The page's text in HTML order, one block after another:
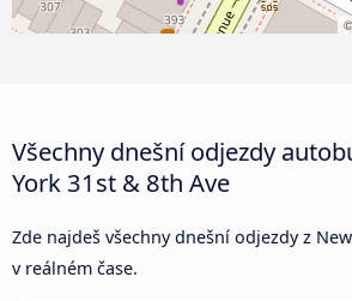
©
Všechny dnešní odjezdy
York 31st & 8th Ave
Zde najdeš všechny dnešní odjezdy z
v reálném čase.